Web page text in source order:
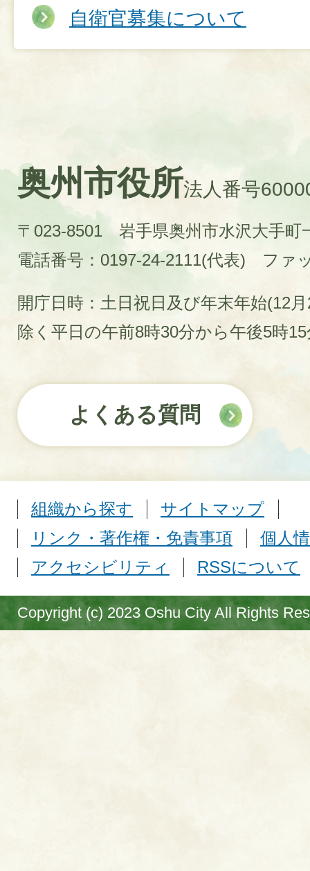
自衛官募集について
奥州市役所法人番号
〒023-8501 岩手県奥州市水沢大手町
電話番号：0197-24-2111(代表)
ファ
開庁日時：土日祝日及び年末年始(12
除く平日の午前8時30分から午後5時
よくある質問
組織から探す
サイトマップ
リンク・著作権・免責事項
個人
アクセシビリティ
RSSについて
Copyright (c) 2023 Oshu City All Rights